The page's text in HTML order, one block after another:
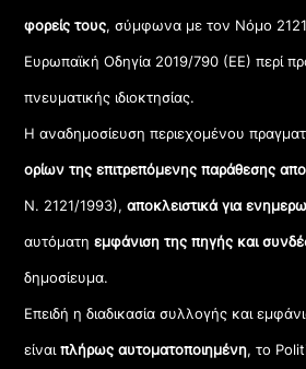
φορείς τους, σύμφωνα με τον Νόμο
Ευρωπαϊκή Οδηγία 2019/790 (ΕΕ) περί
πνευματικής ιδιοκτησίας.
Η αναδημοσίευση περιεχομένου
ορίων της επιτρεπόμενης παράθεσης
Ν. 2121/1993), αποκλειστικά για
αυτόματηεμφάνιση της πηγής και
δημοσίευμα.
Επειδή η διαδικασία συλλογής και
είναιπλήρως αυτοματοποιημένη, το